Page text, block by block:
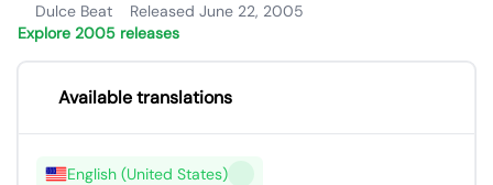
Dulce Beat
Released June 22, 2005
Explore 2005 releases
Available translations
English (United States)